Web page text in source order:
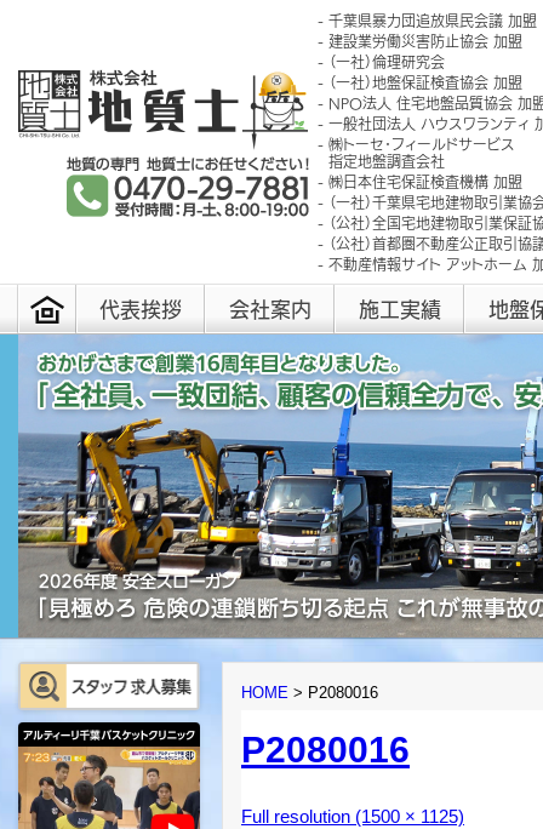
千葉県暴力団追放県民会議 加盟
建設業労働災害防止協会 加盟
（一社）倫理研究会
（一社）地盤保証検査協会 加盟
NPO法人 住宅地盤品質協会 加
一般社団法人 ハウスワランティ
㈱トーセ･フィールドサービス
指定地盤調査会社
㈱日本住宅保証検査機構 加盟
（一社）千葉県宅地建物取引業協
（公社）全国宅地建物取引業保証
（公社）首都圏不動産公正取引協
不動産情報サイト アットホーム
代表挨拶 会社案内 施工実績 地盤
HOME > P2080016
P2080016
Full resolution (1500 × 1125)